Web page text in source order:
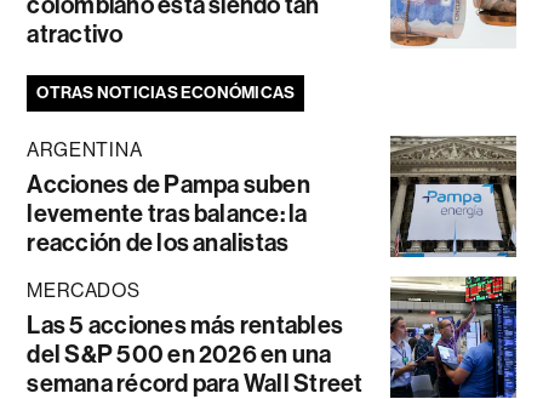
atractivo
OTRAS NOTICIAS ECONÓMICAS
ARGENTINA
Acciones de Pampa suben
levemente tras balance: la
reacción de los analistas
MERCADOS
Las 5 acciones más rentables
del S&P 500 en 2026 en una
semana récord para Wall Street